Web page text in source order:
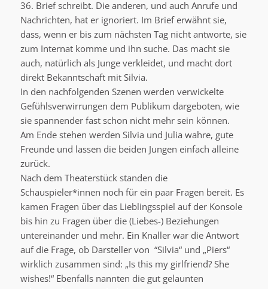
36. Brief schreibt. Die anderen, und auch Anrufe und
Nachrichten, hat er ignoriert. Im Brief erwähnt sie,
dass, wenn er bis zum nächsten Tag nicht antworte, sie
zum Internat komme und ihn suche. Das macht sie
auch, natürlich als Junge verkleidet, und macht dort
direkt Bekanntschaft mit Silvia.
In den nachfolgenden Szenen werden verwickelte
Gefühlsverwirrungen dem Publikum dargeboten, wie
sie spannender fast schon nicht mehr sein können.
Am Ende stehen werden Silvia und Julia wahre, gute
Freunde und lassen die beiden Jungen einfach alleine
zurück.
Nach dem Theaterstück standen die
Schauspieler*innen noch für ein paar Fragen bereit. Es
kamen Fragen über das Lieblingsspiel auf der Konsole
bis hin zu Fragen über die (Liebes-) Beziehungen
untereinander und mehr. Ein Knaller war die Antwort
auf die Frage, ob Darsteller von “Silvia“ und „Piers“
wirklich zusammen sind: „Is this my girlfriend? She
wishes!“ Ebenfalls nannten die gut gelaunten